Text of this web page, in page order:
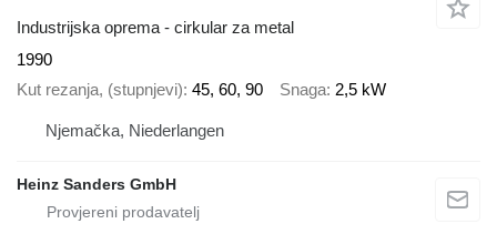
Industrijska oprema - cirkular za metal
1990
Kut rezanja, (stupnjevi) 45, 60, 90 Snaga 2,5 kW
Njemačka, Niederlangen
Heinz Sanders GmbH